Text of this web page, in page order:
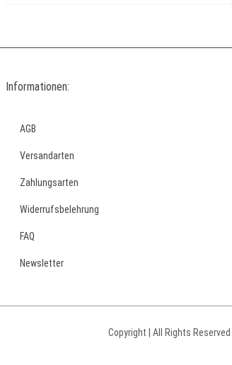
Informationen:
AGB
Versandarten
Zahlungsarten
Widerrufsbelehrung
FAQ
Newsletter
Copyright | All Rights Reserved |